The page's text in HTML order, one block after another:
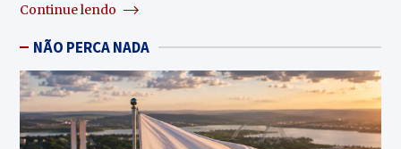
Continue lendo
NÃO PERCA NADA